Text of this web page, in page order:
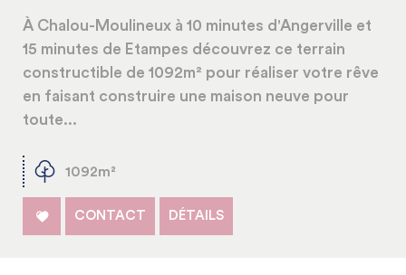
À Chalou-Moulineux à 10 minutes d'Angerville et
15 minutes de Etampes découvrez ce terrain
constructible de 1092m² pour réaliser votre rêve
en faisant construire une maison neuve pour
toute...
1092m²
CONTACT DÉTAILS